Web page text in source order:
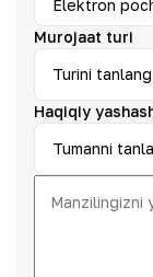
Murojaat turi
Turini tanlang
Haqiqiy
Tumanni